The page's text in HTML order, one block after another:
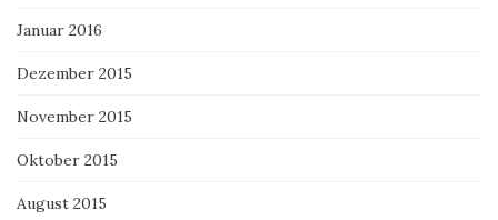
Januar 2016
Dezember 2015
November 2015
Oktober 2015
August 2015